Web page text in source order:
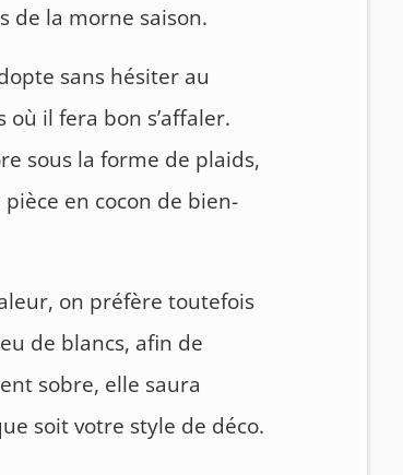
de la morne saison.
sans hésiter au
il fera bon s’affaler.
sous la forme de plaids,
en cocon de bien-
on préfère toutefois
de blancs, afin de
sobre, elle saura
soit votre style de déco.